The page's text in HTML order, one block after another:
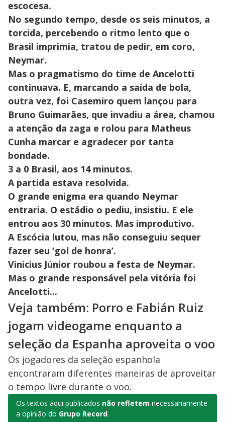
escocesa.
No segundo tempo, desde os seis minutos, a
torcida, percebendo o ritmo lento que o
Brasil imprimia, tratou de pedir, em coro,
Neymar.
Mas o pragmatismo do time de Ancelotti
continuava. E, marcando a saída de bola,
outra vez, foi Casemiro quem lançou para
Bruno Guimarães, que invadiu a área, chamou
a atenção da zaga e rolou para Matheus
Cunha marcar e agradecer por tanta
bondade.
3 a 0 Brasil, aos 14 minutos.
A partida estava resolvida.
O grande enigma era quando Neymar
entraria. O estádio o pediu, insistiu. E ele
entrou aos 30 minutos. Mas improdutivo.
A Escócia lutou, mas não conseguiu sequer
fazer seu ‘gol de honra’.
Vinicius Júnior roubou a festa de Neymar.
Mas o grande responsável pela vitória foi
Ancelotti...
Veja também: Porro e Fabián Ruiz
jogam videogame enquanto a
seleção da Espanha aproveita o voo
Os jogadores da seleção espanhola
encontraram diferentes maneiras de aproveitar
o tempo livre durante o voo.
Os textos aqui publicados não refletem necessariamente
a opinião do Grupo Record.